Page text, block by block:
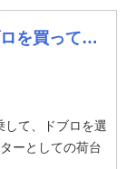
ってきた。
て、ドブロを選
ーとしての荷台